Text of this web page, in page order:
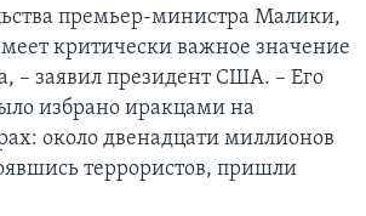
премьер-министра Малики,
критически важное значение
– заявил президент США. – Его
избрано иракцами на
около двенадцати миллионов
террористов, пришли